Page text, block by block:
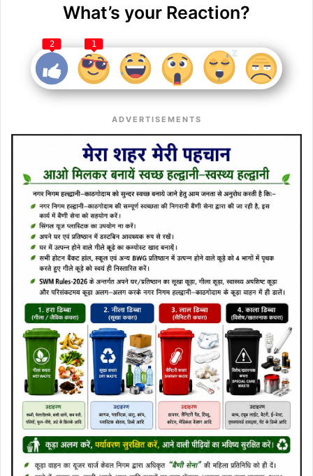
What’s your Reaction?
2 1
ADVERTISEMENTS